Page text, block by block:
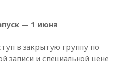
— 1 июня
в закрытую группу по
записи и специальной цене